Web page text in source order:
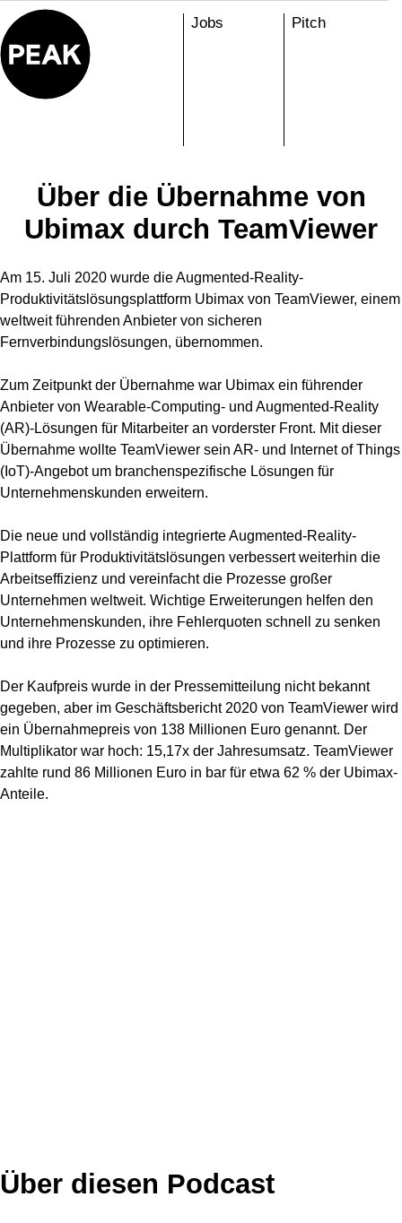
to
content
Jobs Pitch
Über die Übernahme von
Ubimax durch TeamViewer
Am 15. Juli 2020 wurde die Augmented-Reality-
Produktivitätslösungsplattform Ubimax von TeamViewer, einem
weltweit führenden Anbieter von sicheren
Fernverbindungslösungen, übernommen.
Zum Zeitpunkt der Übernahme war Ubimax ein führender
Anbieter von Wearable-Computing- und Augmented-Reality
(AR)-Lösungen für Mitarbeiter an vorderster Front. Mit dieser
Übernahme wollte TeamViewer sein AR- und Internet of Things
(IoT)-Angebot um branchenspezifische Lösungen für
Unternehmenskunden erweitern.
Die neue und vollständig integrierte Augmented-Reality-
Plattform für Produktivitätslösungen verbessert weiterhin die
Arbeitseffizienz und vereinfacht die Prozesse großer
Unternehmen weltweit. Wichtige Erweiterungen helfen den
Unternehmenskunden, ihre Fehlerquoten schnell zu senken
und ihre Prozesse zu optimieren.
Der Kaufpreis wurde in der Pressemitteilung nicht bekannt
gegeben, aber im Geschäftsbericht 2020 von TeamViewer wird
ein Übernahmepreis von 138 Millionen Euro genannt. Der
Multiplikator war hoch: 15,17x der Jahresumsatz. TeamViewer
zahlte rund 86 Millionen Euro in bar für etwa 62 % der Ubimax-
Anteile.
Über diesen Podcast